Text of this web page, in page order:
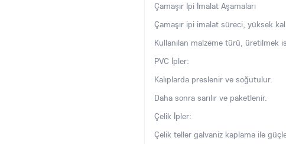
Çamaşır İpi İmalat Aşamaları
Çamaşır ipi imalat süreci, yüksek
Kullanılan malzeme türü, üretilmek
PVC İpler:
Kalıplarda preslenir ve soğutulur.
Daha sonra sarılır ve paketlenir.
Çelik İpler:
Çelik teller galvaniz kaplama ile